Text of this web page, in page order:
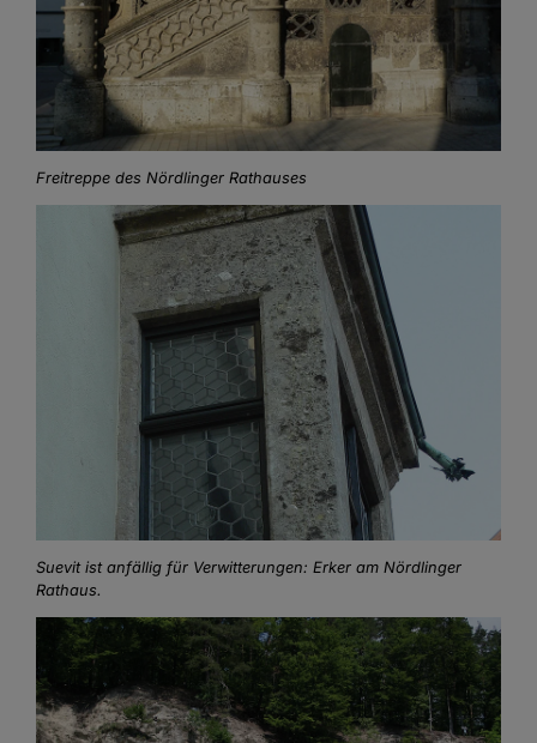
Freitreppe des Nördlinger Rathauses
Suevit ist anfällig für Verwitterungen: Erker am Nördlinger
Rathaus.